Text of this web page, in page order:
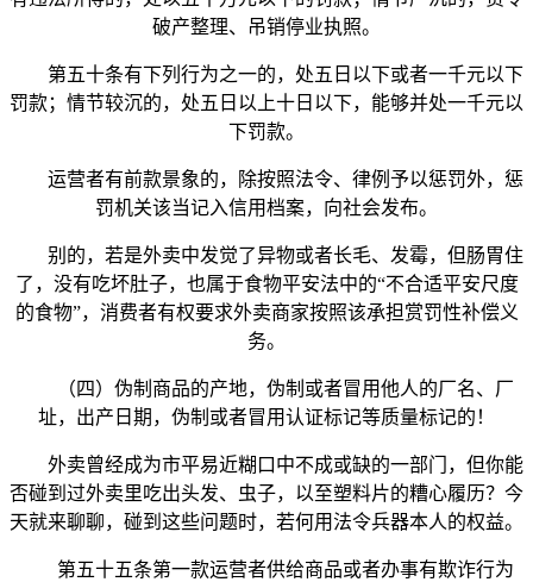
破产整理、吊销停业执照。
第五十条有下列行为之一的，处五日以下或者一千元以下
罚款；情节较沉的，处五日以上十日以下，能够并处一千元以
下罚款。
运营者有前款景象的，除按照法令、律例予以惩罚外，惩
罚机关该当记入信用档案，向社会发布。
别的，若是外卖中发觉了异物或者长毛、发霉，但肠胃住
了，没有吃坏肚子，也属于食物平安法中的“不合适平安尺度
的食物”，消费者有权要求外卖商家按照该承担赏罚性补偿义
务。
（四）伪制商品的产地，伪制或者冒用他人的厂名、厂
址，出产日期，伪制或者冒用认证标记等质量标记的！
外卖曾经成为市平易近糊口中不成或缺的一部门，但你能
否碰到过外卖里吃出头发、虫子，以至塑料片的糟心履历？今
天就来聊聊，碰到这些问题时，若何用法令兵器本人的权益。
第五十五条第一款运营者供给商品或者办事有欺诈行为